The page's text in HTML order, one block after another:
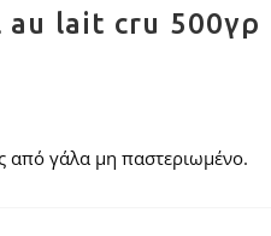
au lait cru 500γρ
από γάλα μη παστεριωμένο.